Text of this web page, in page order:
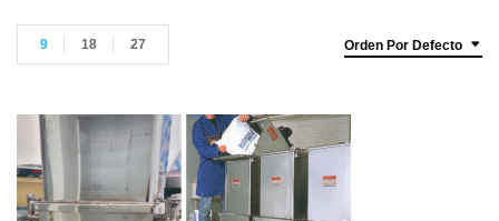
Orden Por Defecto
9 18 27